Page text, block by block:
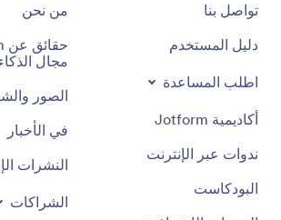
تواصل بنا
دليل المستخدم
اطلب المساعدة
أكاديمية Jotform
ندوات عبر الإنترنت
البودكاست
من نحن
مجال
الصور
في الأخبار
النشرات
الشراكات